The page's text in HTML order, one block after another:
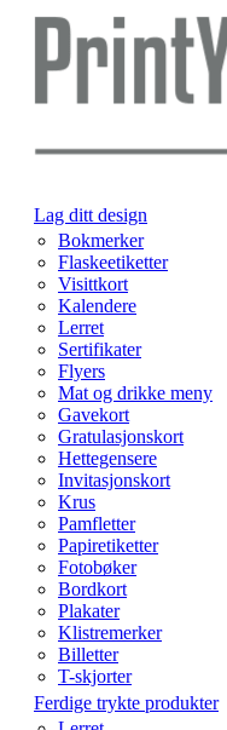
Lag ditt design
Bokmerker
Flaskeetiketter
Visittkort
Kalendere
Lerret
Sertifikater
Flyers
Mat og drikke meny
Gavekort
Gratulasjonskort
Hettegensere
Invitasjonskort
Krus
Pamfletter
Papiretiketter
Fotobøker
Bordkort
Plakater
Klistremerker
Billetter
T-skjorter
Ferdige trykte produkter